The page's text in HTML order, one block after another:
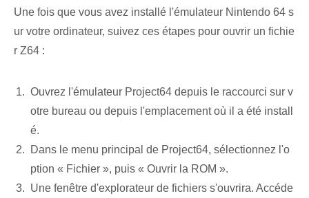
Une fois que vous avez installé l'émulateur Nintendo 64 s
ur votre ordinateur, suivez ces étapes pour ouvrir un fichie
r Z64 :
Ouvrez l'émulateur Project64 depuis le raccourci sur v
otre bureau ou depuis l'emplacement où il a été install
é.
Dans le menu principal de Project64, sélectionnez l'o
ption « Fichier », puis « Ouvrir la ROM ».
Une fenêtre d'explorateur de fichiers s'ouvrira. Accéde